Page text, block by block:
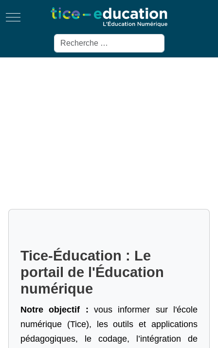
Mobile Menu Toggle
Rechercher
Tice-Éducation : Le
portail de l'Éducation
numérique
Notre objectif : vous informer sur l'école
numérique (Tice), les outils et applications
pédagogiques, le codage,
l’intégration de